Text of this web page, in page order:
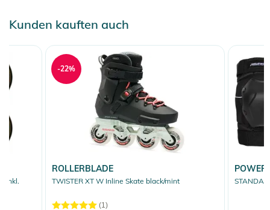
Kunden kauften auch
inkl.
ROLLERBLADE
TWISTER XT W Inline Skate black/mint
(1)
-22%